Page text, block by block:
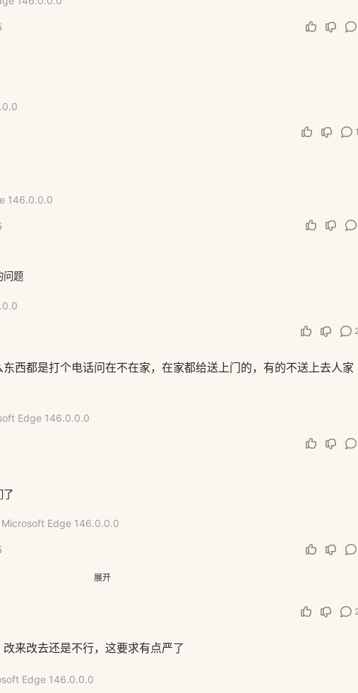
146.0.0.0
问题
西都是打个电话问在不在家，在家都给送上门的，有的不送上去人家
Edge 146.0.0.0
了
Edge 146.0.0.0
展开
来改去还是不行，这要求有点严了
Edge 146.0.0.0